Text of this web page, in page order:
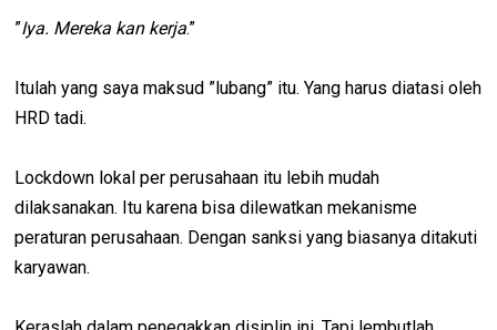
”Iya. Mereka kan kerja.”
Itulah yang saya maksud ”lubang” itu. Yang harus diatasi oleh
HRD tadi.
Lockdown lokal per perusahaan itu lebih mudah
dilaksanakan. Itu karena bisa dilewatkan mekanisme
peraturan perusahaan. Dengan sanksi yang biasanya ditakuti
karyawan.